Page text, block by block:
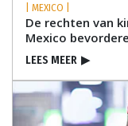
| MEXICO |
De rechten van
Mexico
LEES MEER ▶